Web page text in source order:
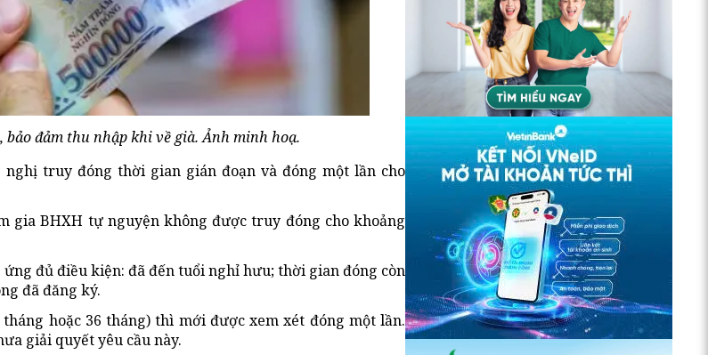
đảm thu nhập khi về già. Ảnh minh hoạ.
truy đóng thời gian gián đoạn và đóng một lần cho
gia BHXH tự nguyện không được truy đóng cho khoảng
đủ điều kiện: đã đến tuổi nghỉ hưu; thời gian đóng còn
đã đăng ký.
hoặc 36 tháng) thì mới được xem xét đóng một lần.
giải quyết yêu cầu này.